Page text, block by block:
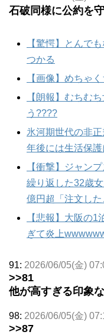
石破同様に公約を
【驚愕】とんで
つかる
【画像】めちゃ
【朗報】むちむ
う????
氷河期世代の非
年後には生活保
【衝撃】ジャン
繰り返した32歳
億円超「注文した
【悲報】大阪の
ぎて炎上
91: 2026/06/05(金)
>>81
他が高すぎる印象
98: 2026/06/05(金)
>>87